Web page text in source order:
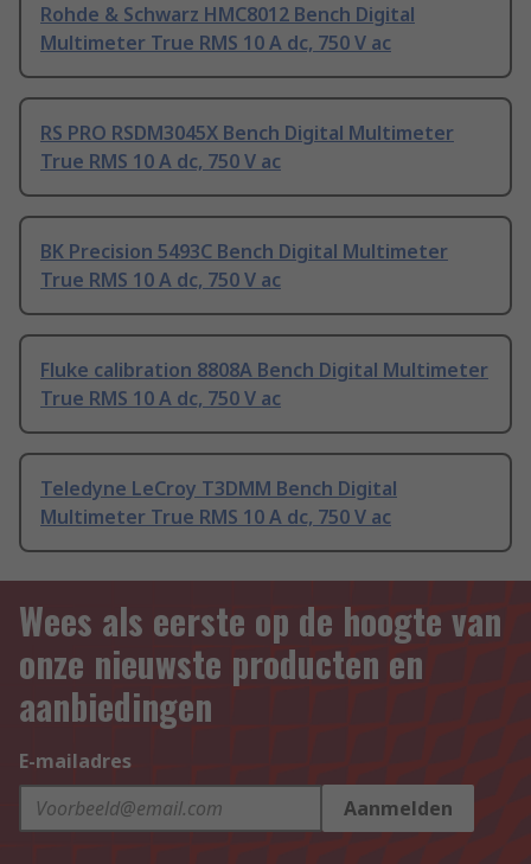
Rohde & Schwarz HMC8012 Bench Digital
Multimeter True RMS 10 A dc, 750 V ac
RS PRO RSDM3045X Bench Digital Multimeter
True RMS 10 A dc, 750 V ac
BK Precision 5493C Bench Digital Multimeter
True RMS 10 A dc, 750 V ac
Fluke calibration 8808A Bench Digital Multimeter
True RMS 10 A dc, 750 V ac
Teledyne LeCroy T3DMM Bench Digital
Multimeter True RMS 10 A dc, 750 V ac
Wees als eerste op de hoogte van
onze nieuwste producten en
aanbiedingen
E-mailadres
Aanmelden